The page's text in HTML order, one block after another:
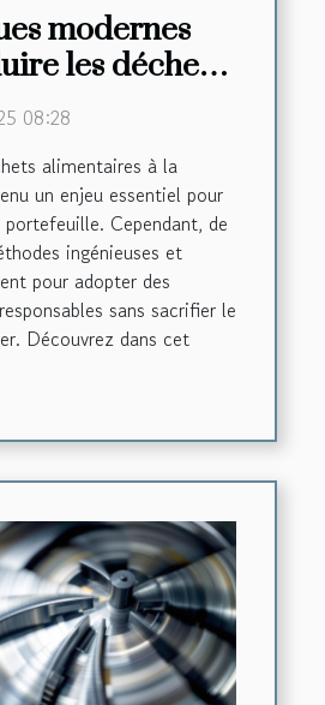
modernes
les déchets
à la maison
08:28
alimentaires à la
un enjeu essentiel pour
Cependant, de
ingénieuses et
pour adopter des
sans sacrifier le
Découvrez dans cet